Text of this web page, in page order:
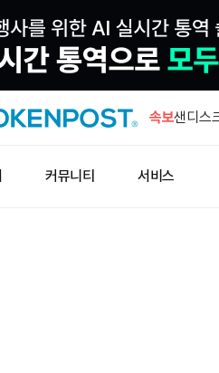
속보
코인
샌디스
러 연
커뮤니티 서비스